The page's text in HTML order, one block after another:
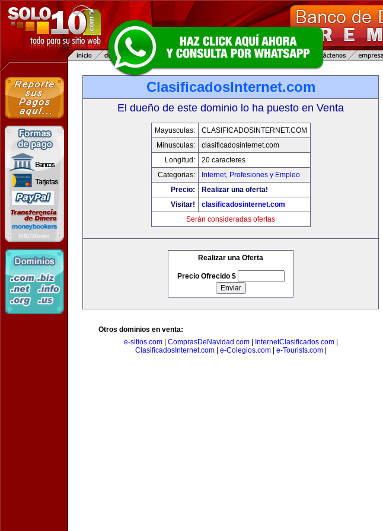
ClasificadosInternet.com
El dueño de este dominio lo ha puesto en Venta
Mayusculas:
CLASIFICADOSINTERNET.COM
Minusculas:
clasificadosinternet.com
Longitud:
20 caracteres
Categorias:
Internet, Profesiones y Empleo
Precio:
Realizar una oferta!
Visitar!
clasificadosinternet.com
Serán consideradas ofertas
Realizar una Oferta
Precio Ofrecido $
Otros dominios en venta:
e-sitios.com| ComprasDeNavidad.com| InternetClasificados.com|
ClasificadosInternet.com| e-Colegios.com| e-Tourists.com|